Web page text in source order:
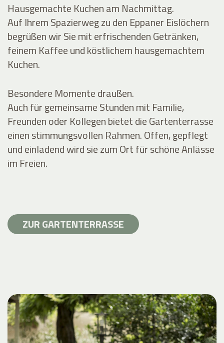
Hausgemachte Kuchen am Nachmittag.
Auf Ihrem Spazierweg zu den Eppaner Eislöchern
begrüßen wir Sie mit erfrischenden Getränken,
feinem Kaffee und köstlichem hausgemachtem
Kuchen.
Besondere Momente draußen.
Auch für gemeinsame Stunden mit Familie,
Freunden oder Kollegen bietet die Gartenterrasse
einen stimmungsvollen Rahmen. Offen, gepflegt
und einladend wird sie zum Ort für schöne Anlässe
im Freien.
ZUR GARTENTERRASSE